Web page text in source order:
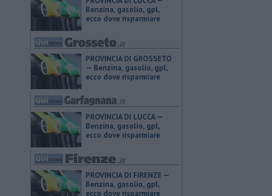
Benzina, gasolio, gpl,
ecco dove risparmiare
PROVINCIA DI GROSSETO
— ​Benzina, gasolio, gpl,
ecco dove risparmiare
PROVINCIA DI LUCCA — ​
Benzina, gasolio, gpl,
ecco dove risparmiare
PROVINCIA DI FIRENZE — ​
Benzina, gasolio, gpl,
ecco dove risparmiare